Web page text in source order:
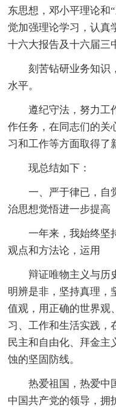
东思想，邓小平理论和
觉加强理论学习，认真
十六大报告及十六届三
刻苦钻研业务知识
水平。
遵纪守法，努力工
作任务，在同志们的关
习和工作等方面取得了
现总结如下：
一、严于律已，自
治思想觉悟进一步提高
一年来，我始终坚
观点和方法论，运用
辩证唯物主义与历
明辨是非，坚持真理，
值观，用正确的世界观
习、工作和生活实践，
民主和自由化、拜金主
蚀的坚固防线。
热爱祖国，热爱中
中国共产党的领导，拥